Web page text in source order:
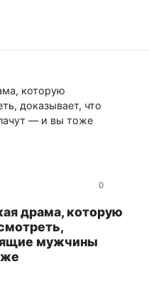
которую
доказывает, что
— и вы тоже
0
драма, которую
мужчины